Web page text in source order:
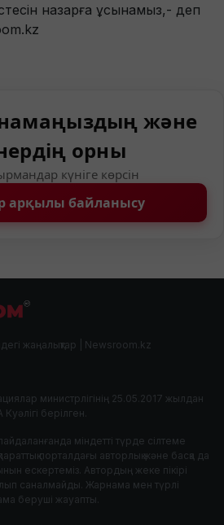
назарға ұсынамыз,- деп
және
орны
күніге көрсін
арқылы байланысу
жаңалықтар | Newsroom.kz
министрлігінің 25.05.2017 жылдан
берілген.
міндетті түрде сілтеме
порталдағы авторлық және басқа да
ескертеміз. Автордың жеке пікірі
саналмайды. Жарнама мен түрлі
беруші жауапты.